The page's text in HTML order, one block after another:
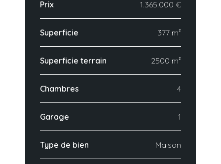
Prix 1.365.000 €
Superficie 377 m²
Superficie terrain 2500 m²
Chambres 4
Garage 1
Type de bien Maison